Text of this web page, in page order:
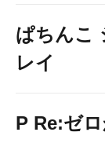
ぱちんこ
レイ
P Re:ゼ